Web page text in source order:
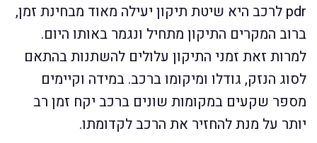
pdr לרכב היא שיטת תיקון יעילה מאוד מבחינת זמן,
ברוב המקרים התיקון מתחיל ונגמר באותו היום.
למרות זאת זמני התיקון עלולים להשתנות בהתאם
לסוג הנזק, גודלו ומיקומו ברכב. במידה וקיימים
מספר שקעים במקומות שונים ברכב יקח זמן רב
יותר על מנת להחזיר את הרכב לקדומתו.